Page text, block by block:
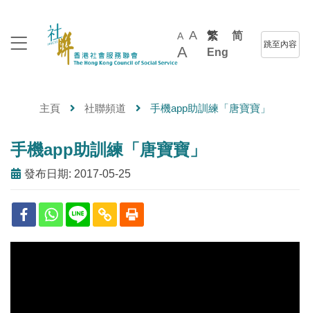
A A
A
繁
简
Eng
跳至內容
主頁 社聯頻道 手機app助訓練「唐寶寶」
手機app助訓練「唐寶寶」
發布日期: 2017-05-25